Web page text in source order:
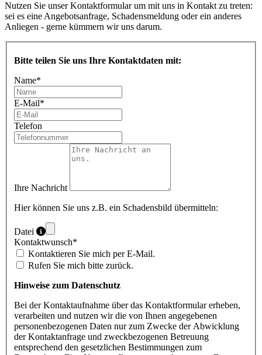
Nutzen Sie unser Kontaktformular um mit uns in Kontakt zu treten:
sei es eine Angebotsanfrage, Schadensmeldung oder ein anderes
Anliegen - gerne kümmern wir uns darum.
Bitte teilen Sie uns Ihre Kontaktdaten mit:
Name*
E-Mail*
Telefon
Ihre Nachricht
Hier können Sie uns z.B. ein Schadensbild übermitteln:
Datei
Kontaktwunsch*
Kontaktieren Sie mich per E-Mail.
Rufen Sie mich bitte zurück.
Hinweise zum Datenschutz
Bei der Kontaktaufnahme über das Kontaktformular erheben,
verarbeiten und nutzen wir die von Ihnen angegebenen
personenbezogenen Daten nur zum Zwecke der Abwicklung
der Kontaktanfrage und zweckbezogenen Betreuung
entsprechend den gesetzlichen Bestimmungen zum